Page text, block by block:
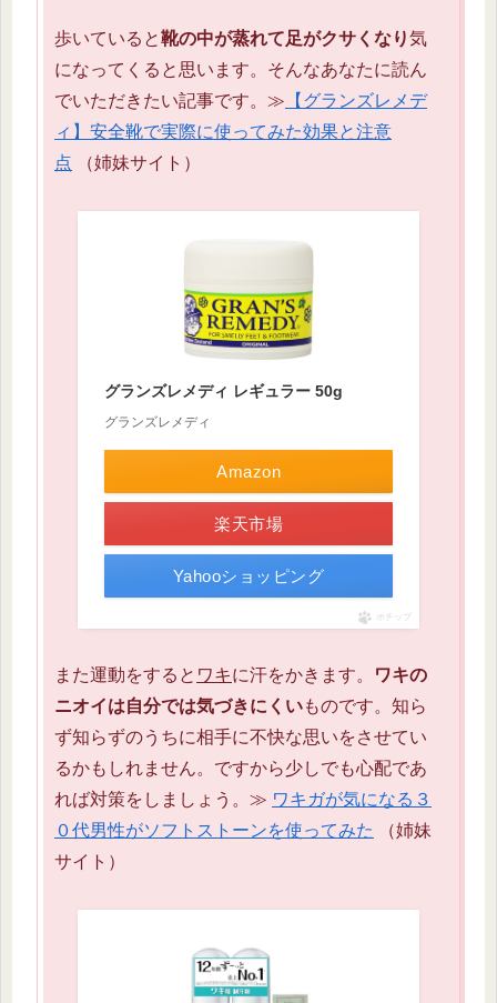
歩いていると靴の中が蒸れて足がクサくなり気
になってくると思います。そんなあなたに読ん
でいただきたい記事です。≫ 【グランズレメデ
ィ】安全靴で実際に使ってみた効果と注意
点 （姉妹サイト）
グランズレメディ レギュラー 50g
グランズレメディ
Amazon
楽天市場
Yahooショッピング
ポチップ
また運動をすると ワキに汗をかきます。
ワキの
ニオイは自分では気づきにくいものです。知ら
ず知らずのうちに相手に不快な思いをさせてい
るかもしれません。ですから少しでも心配であ
れば対策をしましょう。≫ ワキガが気になる３
０代男性がソフトストーンを使ってみた
（姉妹
サイト）